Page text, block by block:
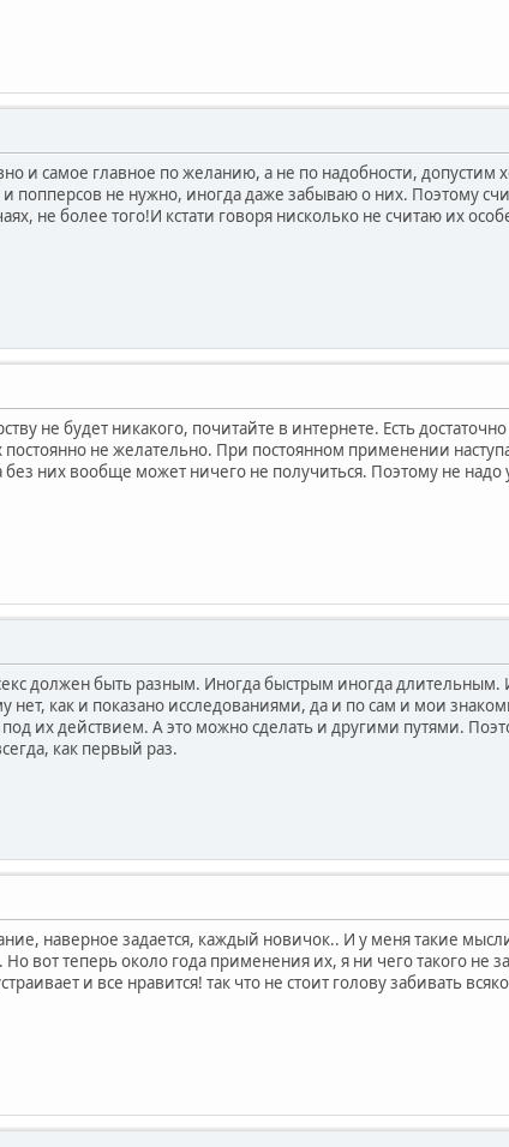
и самое главное по желанию, а не по надобности,
и попперсов не нужно, иногда даже забываю о них. Поэтому
не более того!И кстати говоря нисколько не считаю их
не будет никакого, почитайте в интернете. Есть
не желательно. При постоянном применении
них вообще может ничего не получиться. Поэтому не надо
должен быть разным. Иногда быстрым иногда
как и показано исследованиями, да и по сам и мои
их действием. А это можно сделать и другими путями.
как первый раз.
наверное задается, каждый новичок.. И у меня такие
вот теперь около года применения их, я ни чего такого не
и все нравится! так что не стоит голову забивать